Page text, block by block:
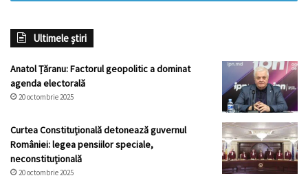
Ultimele știri
Anatol Țăranu: Factorul geopolitic a dominat
agenda electorală
20 octombrie 2025
Curtea Constituțională detonează guvernul
României: legea pensiilor speciale,
neconstituțională
20 octombrie 2025